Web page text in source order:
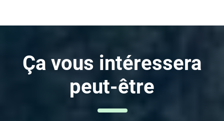
Ça vous intéressera
peut-être